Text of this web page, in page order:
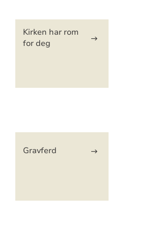
Artikkelsnarveger
Kirken har rom
for deg
Gravferd